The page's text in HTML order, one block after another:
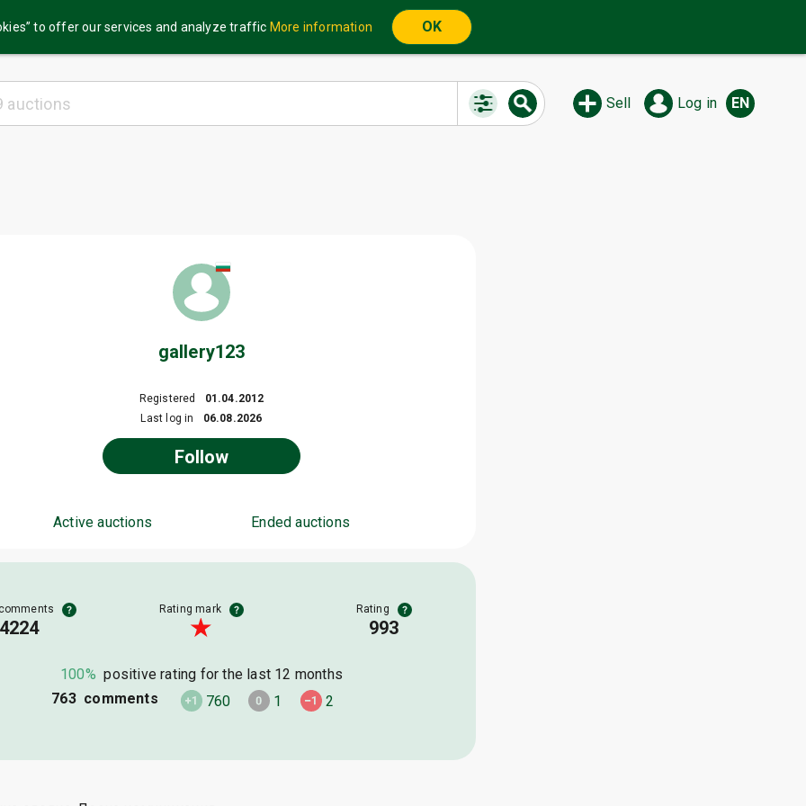
to offer our services and analyze traffic More information OK
Sell Log in EN
gallery123
Registered
01.04.2012
Last log in
06.08.2026
Follow
Active auctions Ended auctions
4224
Rating mark Rating
993
100% positive rating for the last 12 months
763 comments
760 1 2